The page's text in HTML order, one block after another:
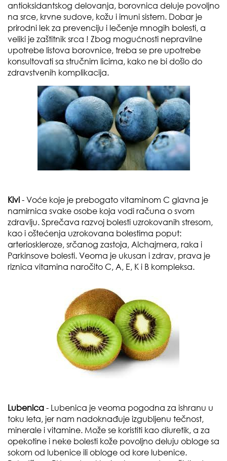
antioksidantskog delovanja, borovnica deluje povoljno
na srce, krvne sudove, kožu i imuni sistem. Dobar je
prirodni lek za prevenciju i lečenje mnogih bolesti, a
veliki je zaštitnik srca ! Zbog mogućnosti nepravilne
upotrebe listova borovnice, treba se pre upotrebe
konsultovati sa stručnim licima, kako ne bi došlo do
zdravstvenih komplikacija.
Kivi- Voće koje je prebogato vitaminom C glavna je
namirnica svake osobe koja vodi računa o svom
zdravlju. Sprečava razvoj bolesti uzrokovanih stresom,
kao i oštećenja uzrokovana bolestima poput:
arterioskleroze, srčanog zastoja, Alchajmera, raka i
Parkinsove bolesti. Veoma je ukusan i zdrav, prava je
riznica vitamina naročito C, A, E, K i B kompleksa.
Lubenica - Lubenica je veoma pogodna za ishranu u
toku leta, jer nam nadoknađuje izgubljenu tečnost,
minerale i vitamine. Može se koristiti kao diuretik, a za
opekotine i neke bolesti kože povoljno deluju obloge sa
sokom od lubenice ili obloge od kore lubenice.